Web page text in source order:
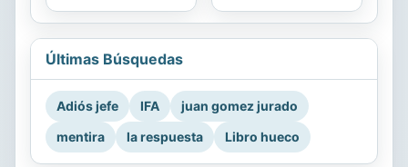
Últimas Búsquedas
Adiós jefe IFA
juan gomez jurado
mentira
la respuesta Libro hueco